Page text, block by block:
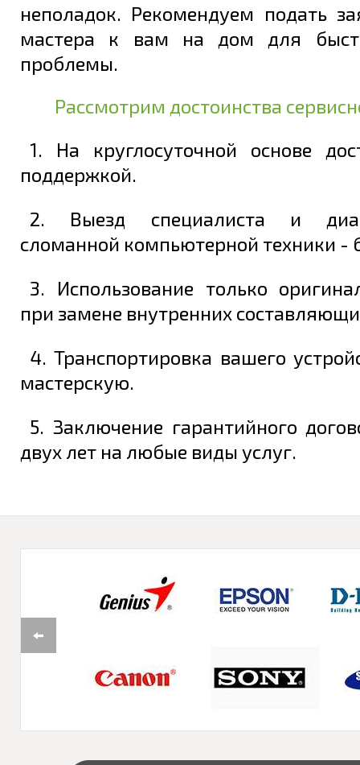
неполадок. Рекомендуем подать
мастера к вам на дом для
проблемы.
Рассмотрим достоинства
1. На круглосуточной основе
поддержкой.
2. Выезд специалиста и
сломанной компьютерной техники -
3. Использование только
при замене внутренних
4. Транспортировка вашего
мастерскую.
5. Заключение гарантийного
двух лет на любые виды услуг.